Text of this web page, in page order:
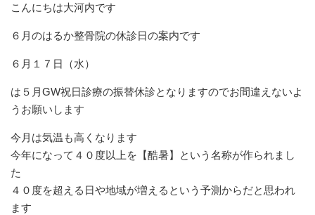
こんにちは大河内です
６月のはるか整骨院の休診日の案内です
６月１７日（水）
は５月GW祝日診療の振替休診となりますのでお間違えないよ
うお願いします
今月は気温も高くなります
今年になって４０度以上を【酷暑】という名称が作られまし
た
４０度を超える日や地域が増えるという予測からだと思われ
ます